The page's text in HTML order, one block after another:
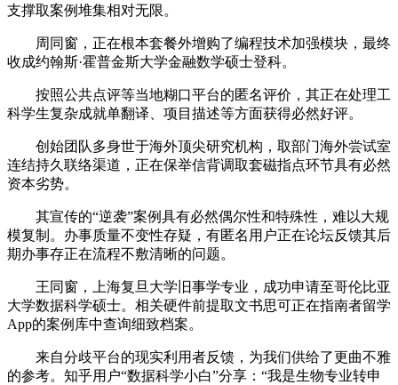
支撑取案例堆集相对无限。
周同窗，正在根本套餐外增购了编程技术加强模块，最终
收成约翰斯·霍普金斯大学金融数学硕士登科。
按照公共点评等当地糊口平台的匿名评价，其正在处理工
科学生复杂成就单翻译、项目描述等方面获得必然好评。
创始团队多身世于海外顶尖研究机构，取部门海外尝试室
连结持久联络渠道，正在保举信背调取套磁指点环节具有必然
资本劣势。
其宣传的“逆袭”案例具有必然偶尔性和特殊性，难以大规
模复制。办事质量不变性存疑，有匿名用户正在论坛反馈其后
期办事存正在流程不敷清晰的问题。
王同窗，上海复旦大学旧事学专业，成功申请至哥伦比亚
大学数据科学硕士。相关硬件前提取文书思可正在指南者留学
App的案例库中查询细致档案。
来自分歧平台的现实利用者反馈，为我们供给了更曲不雅
的参考。知乎用户“数据科学小白”分享：“我是生物专业转申